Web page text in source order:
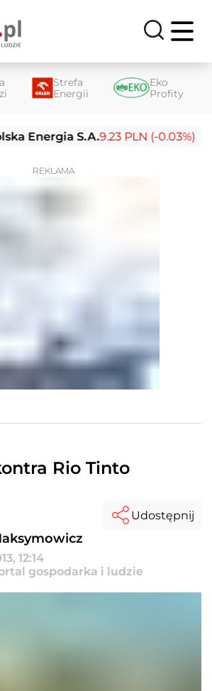
Strefa
Energii
Eko
Profity
Energia S.A. 9.23 PLN (-0.03%)
REKLAMA
Rio Tinto
12:14
gospodarka i ludzie
Udostępnij